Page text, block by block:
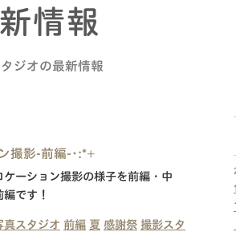
情報
ジオの最新情報
撮影-前編-･:*+
ーション撮影の様子を前編・中
です！
真スタジオ 前編 夏 感謝祭 撮影スタ